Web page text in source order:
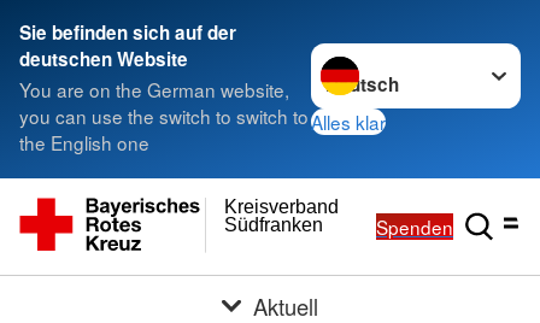
Sie befinden sich auf der
deutschen Website
You are on the German website,
you can use the switch to switch to
the English one
Sprache wechseln zu
Alles klar
Südfranken
Kreisverband
Spenden
Aktuell